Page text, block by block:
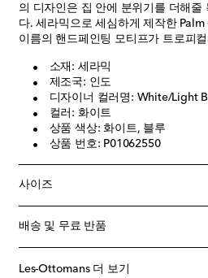
의 디자인은 집 안에 분위기를 더해줄
다. 세라믹으로 세심하게 제작한
이름의 핸드페인팅 모티프가 트로피
소재: 세라믹
제조국: 인도
디자이너 컬러명: White/Light
컬러: 화이트
상품 색상: 화이트, 블루
상품 번호: P01062550
사이즈
배송 및 무료 반품
Les-Ottomans 더 보기